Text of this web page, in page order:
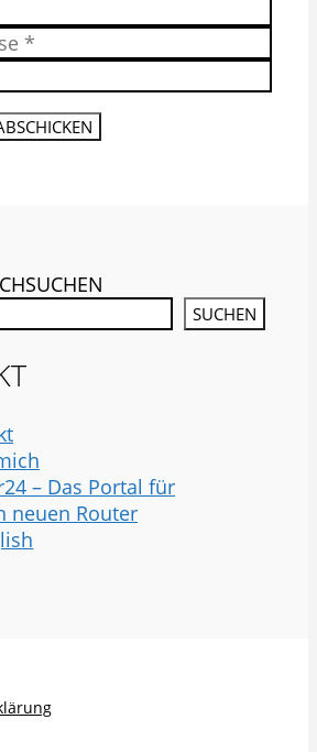
SUCHEN
– Das Portal für
neuen Router